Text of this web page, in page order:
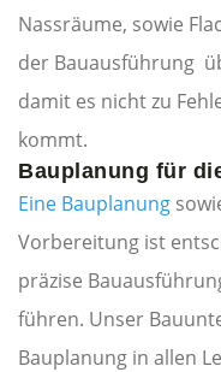
Nassräume, sowie
der Bauausführung
damit es nicht zu
kommt.
Bauplanung für
Eine Bauplanung
Vorbereitung ist
präzise
führen. Unser
Bauplanung in allen